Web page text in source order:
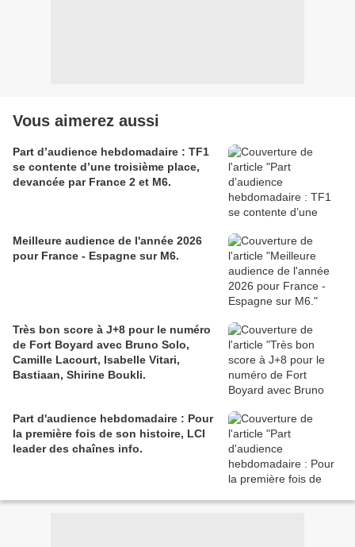
Vous aimerez aussi
Part d’audience hebdomadaire : TF1
se contente d’une troisième place,
devancée par France 2 et M6.
Meilleure audience de l'année 2026
pour France - Espagne sur M6.
Très bon score à J+8 pour le numéro
de Fort Boyard avec Bruno Solo,
Camille Lacourt, Isabelle Vitari,
Bastiaan, Shirine Boukli.
Part d'audience hebdomadaire : Pour
la première fois de son histoire, LCI
leader des chaînes info.